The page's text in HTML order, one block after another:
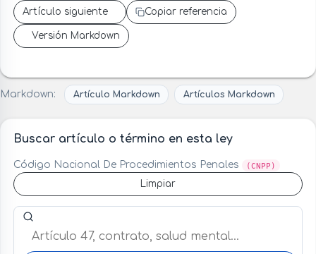
Artículo siguiente Copiar referencia
Versión Markdown
Markdown: Artículo Markdown Artículos Markdown
Buscar artículo o término en esta ley
Código Nacional De Procedimientos Penales (CNPP)
Limpiar
Buscar artículo o término en esta ley